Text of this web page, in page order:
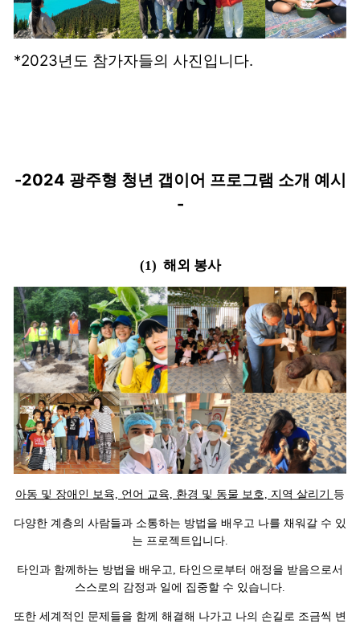
*2023년도 참가자들의 사진입니다.
-2024 광주형 청년 갭이어 프로그램 소개 예시
-
(1) 해외 봉사
아동 및 장애인 보육, 언어 교육, 환경 및 동물 보호, 지역 살리기 등
다양한 계층의 사람들과 소통하는 방법을 배우고 나를 채워갈 수 있
는 프로젝트입니다.
타인과 함께하는 방법을 배우고, 타인으로부터 애정을 받음으로서
스스로의 감정과 일에 집중할 수 있습니다.
또한 세계적인 문제들을 함께 해결해 나가고 나의 손길로 조금씩 변